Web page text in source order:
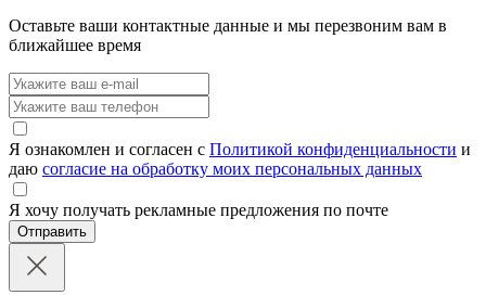
Оставьте ваши контактные данные и мы перезвоним вам в
ближайшее время
Я ознакомлен и согласен с Политикой конфиденциальности и
даю согласие на обработку моих персональных данных
Я хочу получать рекламные предложения по почте
Отправить